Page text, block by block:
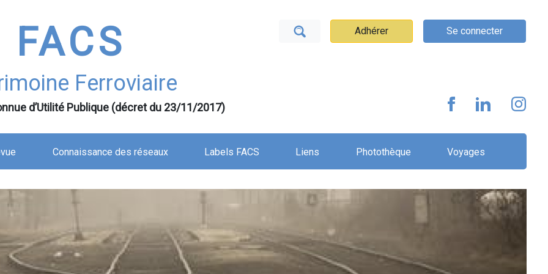
FACS
Ferroviaire
d’Utilité Publique (décret du 23/11/2017)
Adhérer Se connecter
Connaissance des réseaux Labels FACS Liens Photothèque Voyages